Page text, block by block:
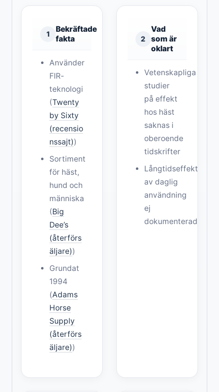
1
Bekräftade
fakta
Använder
FIR-
teknologi
(Twenty
by Sixty
(recensio
nssajt))
Sortiment
för häst,
hund och
människa
(Big
Dee’s
(återförs
äljare))
Grundat
1994
(Adams
Horse
Supply
(återförs
äljare))
2
Vad
som är
oklart
Vetenskapliga
studier
på effekt
hos häst
saknas i
oberoende
tidskrifter
Långtidseffekter
av daglig
användning
ej
dokumenterade